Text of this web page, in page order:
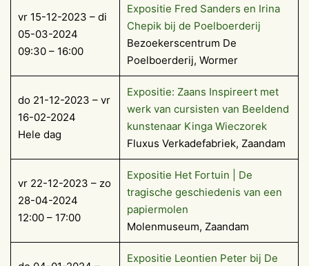
vr 15-12-2023 – di
05-03-2024
09:30 – 16:00
Expositie Fred Sanders en Irina
Chepik bij de Poelboerderij
Bezoekerscentrum De
Poelboerderij, Wormer
do 21-12-2023 – vr
16-02-2024
Hele dag
Expositie: Zaans Inspireert met
werk van cursisten van Beeldend
kunstenaar Kinga Wieczorek
Fluxus Verkadefabriek, Zaandam
vr 22-12-2023 – zo
28-04-2024
12:00 – 17:00
Expositie Het Fortuin | De
tragische geschiedenis van een
papiermolen
Molenmuseum, Zaandam
Expositie Leontien Peter bij De